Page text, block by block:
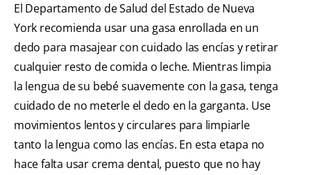
El Departamento de Salud del Estado de Nueva
York recomienda usar una gasa enrollada en un
dedo para masajear con cuidado las encías y retirar
cualquier resto de comida o leche. Mientras limpia
la lengua de su bebé suavemente con la gasa, tenga
cuidado de no meterle el dedo en la garganta. Use
movimientos lentos y circulares para limpiarle
tanto la lengua como las encías. En esta etapa no
hace falta usar crema dental, puesto que no hay